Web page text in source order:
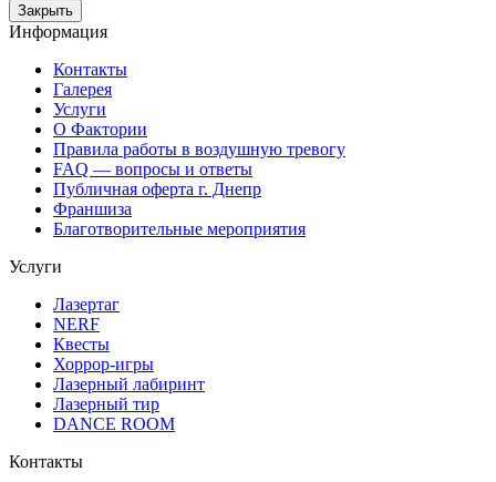
Закрыть
Информация
Контакты
Галерея
Услуги
О Фактории
Правила работы в воздушную тревогу
FAQ — вопросы и ответы
Публичная оферта г. Днепр
Франшиза
Благотворительные мероприятия
Услуги
Лазертаг
NERF
Квесты
Хоррор-игры
Лазерный лабиринт
Лазерный тир
DANCE ROOM
Контакты